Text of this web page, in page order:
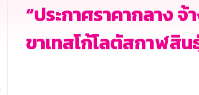
“ประกาศราคากลาง
ขาเทสโก้โลตัสกาฬสิ